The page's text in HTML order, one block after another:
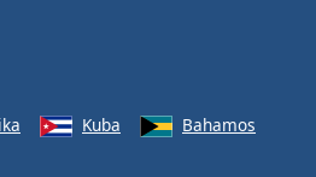
Kuba
Bahamos